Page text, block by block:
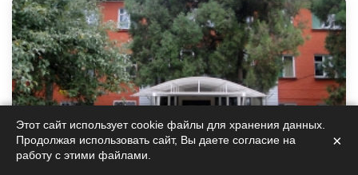
Этот сайт использует cookie файлы для хранения данных.
Продолжая использовать сайт, Вы даете согласие на
работу с этими файлами.
×